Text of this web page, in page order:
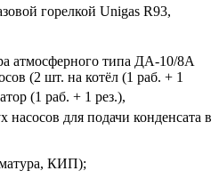
горелкой Unigas R93,
атмосферного типа ДА-10/8А
(2 шт. на котёл (1 раб. + 1
(1 раб. + 1 рез.),
насосов для подачи конденсата в
КИП);